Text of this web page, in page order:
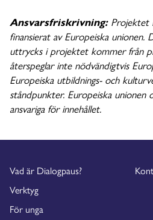
Ansvarsfriskrivning:Projektet
finansierat av Europeiska unionen.
uttrycks i projektet kommer från
återspeglar inte nödvändigtvis
Europeiska utbildnings- och
ståndpunkter. Europeiska unionen
ansvariga för innehållet.
Vad är Dialogpaus?
Verktyg
För unga